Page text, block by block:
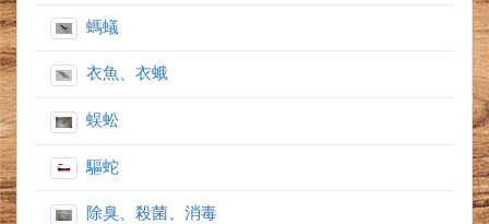
螞蟻
衣魚、衣蛾
蜈蚣
驅蛇
除臭、殺菌、消毒